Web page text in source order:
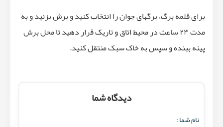
برای قلمه برگ، برگهای جوان را انتخاب کنید و برش بزنید و به
مدت ۲۴ ساعت در محیط اتاق و تاریک قرار دهید تا محل برش
پینه ببنده و سپس به خاک سبک منتقل کنید.
دیدگاه شما
نام شما :